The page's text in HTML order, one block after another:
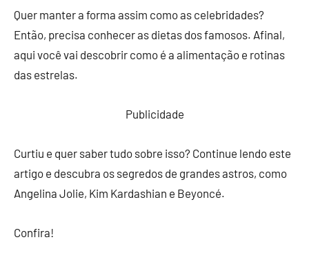
Quer manter a forma assim como as celebridades?
Então, precisa conhecer as dietas dos famosos. Afinal,
aqui você vai descobrir como é a alimentação e rotinas
das estrelas.
Publicidade
Curtiu e quer saber tudo sobre isso? Continue lendo este
artigo e descubra os segredos de grandes astros, como
Angelina Jolie, Kim Kardashian e Beyoncé.
Confira!